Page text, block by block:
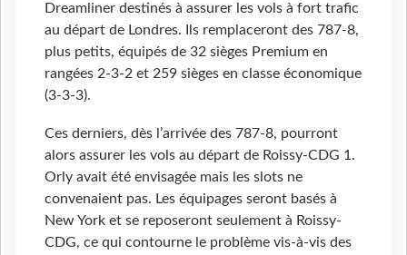
Dreamliner destinés à assurer les vols à fort trafic
au départ de Londres. Ils remplaceront des 787-8,
plus petits, équipés de 32 sièges Premium en
rangées 2-3-2 et 259 sièges en classe économique
(3-3-3).
Ces derniers, dès l’arrivée des 787-8, pourront
alors assurer les vols au départ de Roissy-CDG 1.
Orly avait été envisagée mais les slots ne
convenaient pas. Les équipages seront basés à
New York et se reposeront seulement à Roissy-
CDG, ce qui contourne le problème vis-à-vis des